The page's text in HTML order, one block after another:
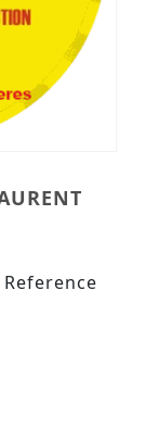
Reference
LAURENT